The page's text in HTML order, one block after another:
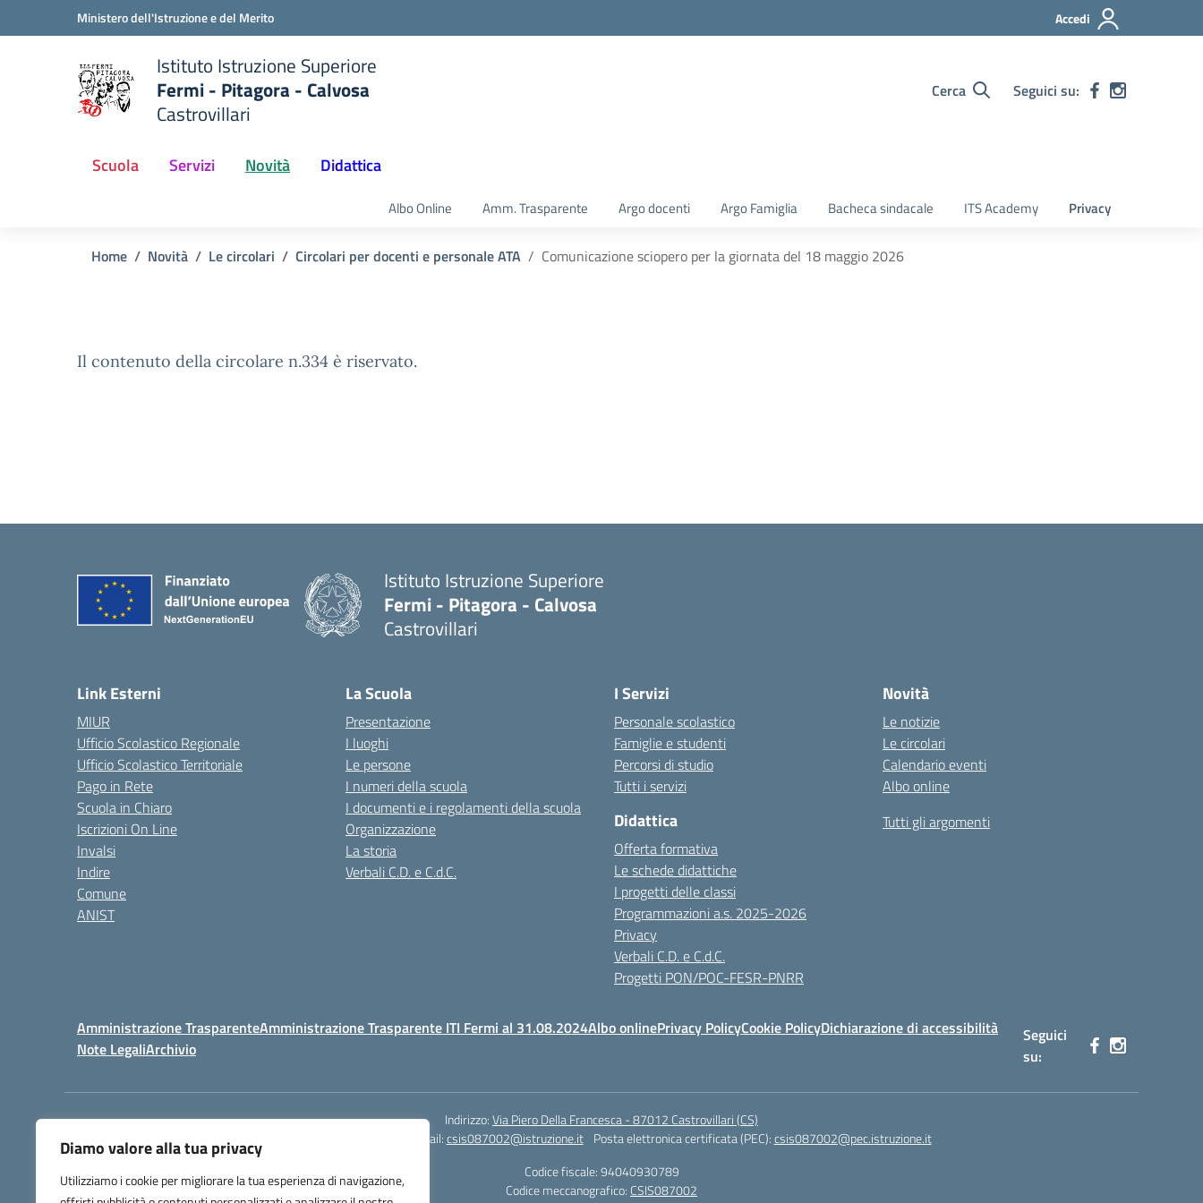
Diamo valore alla tua privacy
Utilizziamo i cookie per migliorare la tua esperienza di navigazione,
Vai ai contenuti
Vai al menu di navigazioneMinistero dell'Istruzione e del Merito Accedi
Istituto Istruzione Superiore
Fermi - Pitagora - Calvosa
Castrovillari
Cerca Seguici su:
Scuola Servizi Novità Didattica
Albo Online Amm. Trasparente Argo docenti Argo Famiglia Bacheca sindacale ITS Academy Privacy
Home Novità Le circolari Circolari per docenti e personale ATA Comunicazione sciopero per la giornata del 18 maggio 2026
Il contenuto della circolare n.334 è riservato.
Istituto Istruzione Superiore
Fermi - Pitagora - Calvosa
Castrovillari
Link Esterni
MIUR
Ufficio Scolastico Regionale
Ufficio Scolastico Territoriale
Pago in Rete
Scuola in Chiaro
Iscrizioni On Line
Invalsi
Indire
Comune
ANIST
La Scuola
Presentazione
I luoghi
Le persone
I numeri della scuola
I documenti e i regolamenti della scuola
Organizzazione
La storia
Verbali C.D. e C.d.C.
I Servizi
Personale scolastico
Famiglie e studenti
Percorsi di studio
Tutti i servizi
Didattica
Offerta formativa
Le schede didattiche
I progetti delle classi
Programmazioni a.s. 2025-2026
Privacy
Verbali C.D. e C.d.C.
Progetti PON/POC-FESR-PNRR
Novità
Le notizie
Le circolari
Calendario eventi
Albo online
Tutti gli argomenti
Amministrazione TrasparenteAmministrazione Trasparente ITI Fermi al 31.08.2024Albo onlinePrivacy PolicyCookie PolicyDichiarazione di accessibilità
Note LegaliArchivio
Seguici
su:
Indirizzo:Via Piero Della Francesca - 87012 Castrovillari (CS)
Email:csis087002@istruzione.it Posta elettronica certificata (PEC):csis087002@pec.istruzione.it
Codice fiscale: 94040930789
Codice meccanografico: CSIS087002